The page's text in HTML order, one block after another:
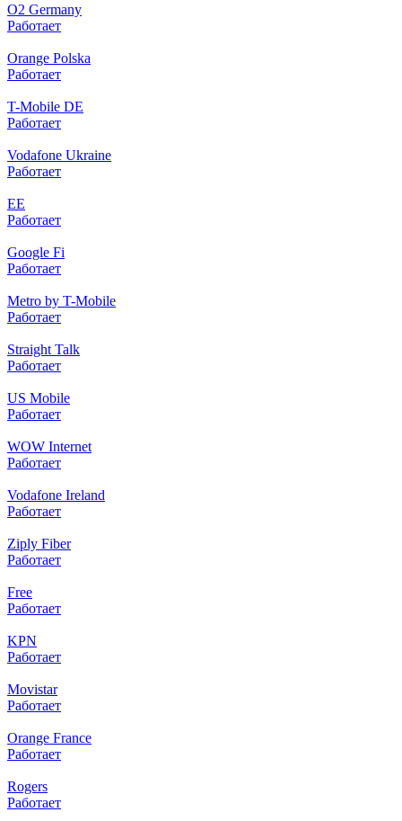
O2 Germany
Работает
Orange Polska
Работает
T-Mobile DE
Работает
Vodafone Ukraine
Работает
EE
Работает
Google Fi
Работает
Metro by T-Mobile
Работает
Straight Talk
Работает
US Mobile
Работает
WOW Internet
Работает
Vodafone Ireland
Работает
Ziply Fiber
Работает
Free
Работает
KPN
Работает
Movistar
Работает
Orange France
Работает
Rogers
Работает